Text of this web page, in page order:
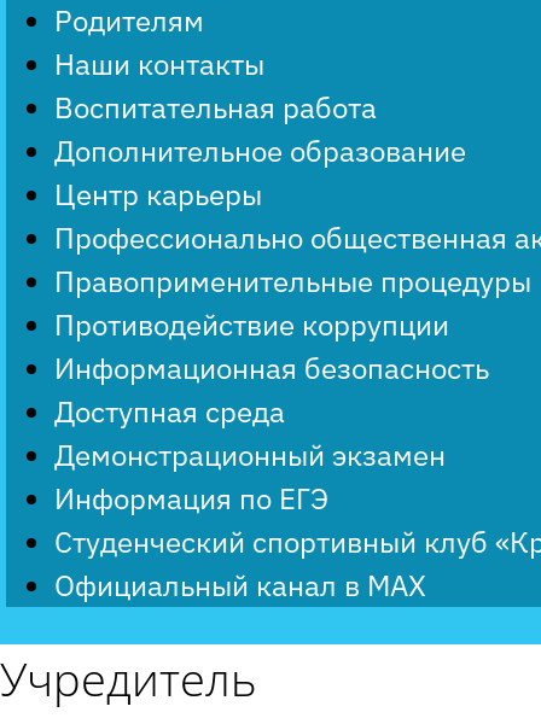
Родителям
Наши контакты
Воспитательная работа
Дополнительное образование
Центр карьеры
Профессионально общественная
Правоприменительные процедуры
Противодействие коррупции
Информационная безопасность
Доступная среда
Демонстрационный экзамен
Информация по ЕГЭ
Студенческий спортивный клуб
Официальный канал в MAX
Учредитель